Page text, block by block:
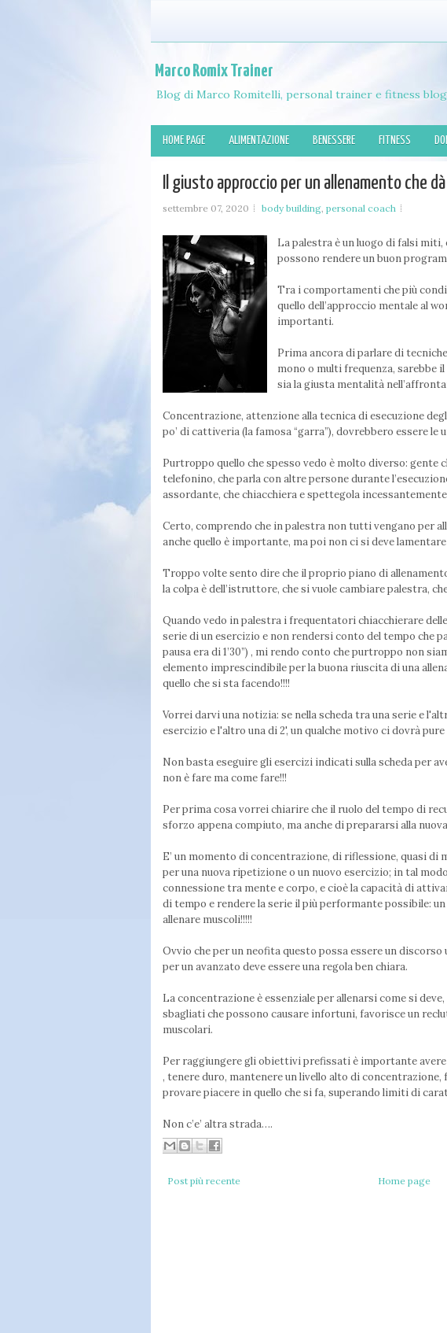
Marco Romix Trainer
Blog di Marco Romitelli, personal trainer e fitness
HOME PAGE ALIMENTAZIONE BENESSERE FITNESS
Il giusto approccio per un allenamento che
settembre 07, 2020 body building, personal coach
La palestra è un luogo di falsi
possono rendere un buon
Tra i comportamenti che più
quello dell’approccio mentale al
importanti.
Prima ancora di parlare di
mono o multi frequenza, sarebbe
sia la giusta mentalità
Concentrazione, attenzione alla tecnica di esecuzione
po’ di cattiveria (la famosa “garra”), dovrebbero essere
Purtroppo quello che spesso vedo è molto diverso: gente
telefonino, che parla con altre persone durante
assordante, che chiacchiera e spettegola
Certo, comprendo che in palestra non tutti vengano per
anche quello è importante, ma poi non ci si deve
Troppo volte sento dire che il proprio piano di
la colpa è dell’istruttore, che si vuole cambiare palestra,
Quando vedo in palestra i frequentatori chiacchierare
serie di un esercizio e non rendersi conto del tempo che
pausa era di 1’30”) , mi rendo conto che purtroppo non
elemento imprescindibile per la buona riuscita di una
quello che si sta facendo!!!!
Vorrei darvi una notizia: se nella scheda tra una serie e
esercizio e l'altro una di 2', un qualche motivo ci dovrà pure
Non basta eseguire gli esercizi indicati sulla scheda per
non è fare ma come fare!!!
Per prima cosa vorrei chiarire che il ruolo del tempo di
sforzo appena compiuto, ma anche di prepararsi alla
E’ un momento di concentrazione, di riflessione, quasi di
per una nuova ripetizione o un nuovo esercizio; in tal
connessione tra mente e corpo, e cioè la capacità di
di tempo e rendere la serie il più performante possibile:
allenare muscoli!!!!!
Ovvio che per un neofita questo possa essere un discorso
per un avanzato deve essere una regola ben chiara.
La concentrazione è essenziale per allenarsi come si
sbagliati che possono causare infortuni, favorisce un
muscolari.
Per raggiungere gli obiettivi prefissati è importante
, tenere duro, mantenere un livello alto di concentrazione,
provare piacere in quello che si fa, superando limiti di
Non c’e’ altra strada….
Post più recente Home page